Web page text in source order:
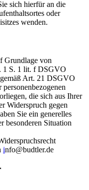
sich hierfür an die
oder
wenden.
Grundlage von
1 S. 1 lit. f DSGVO
Art. 21 DSGVO
die sich aus Ihrer
Widerspruch gegen
Sie ein generelles
besonderen Situation
info@budtler.de